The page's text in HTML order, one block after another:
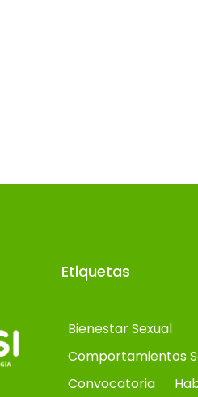
Etiquetas
Bienestar Sexual
Comportamientos
Convocatoria